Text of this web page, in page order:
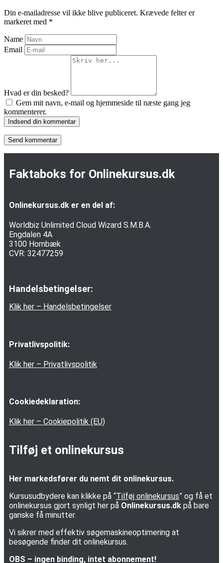
Din e-mailadresse vil ikke blive publiceret. Krævede felter er
markeret med *
Name
Email
Hvad er din besked?
Gem mit navn, e-mail og hjemmeside til næste gang jeg
kommenterer.
Indsend din kommentar
Faktaboks for Onlinekursus.dk
Onlinekursus.dk er en del af:
Worldbiz Unlimited Cloud Wizard S.M.B.A.
Engdalen 4A
3100 Hornbæk
CVR: 32477259
Handelsbetingelser:
Klik her – Handelsbetingelser
Privatlivspolitik:
Klik her – Privatlivspolitik
Cookiedeklaration:
Klik her – Cookiepolitik (EU)
Tilføj et onlinekursus
Her markedsfører du nemt dit onlinekursus.
Kursusudbydere kan klikke på “Tilføj onlinekursus” og få et
onlinekursus gjort synligt her på Onlinekursus.dk på bare
ganske få minutter.
Vi sikrer med effektiv søgemaskineoptimering at
besøgende finder dit onlinekursus.
OBS – ingen binding, intet abonnement!